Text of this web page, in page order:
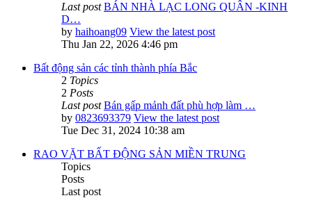
Last post BÁN NHÀ LẠC LONG QUÂN -KINH
D…
by haihoang09 View the latest post
Thu Jan 22, 2026 4:46 pm
Bất động sản các tỉnh thành phía Bắc
2 Topics
2 Posts
Last post Bán gấp mảnh đất phù hợp làm …
by 0823693379 View the latest post
Tue Dec 31, 2024 10:38 am
RAO VẶT BẤT ĐỘNG SẢN MIỀN TRUNG
Topics
Posts
Last post